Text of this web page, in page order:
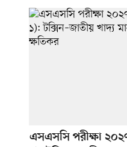
এসএসসি পরীক্ষা